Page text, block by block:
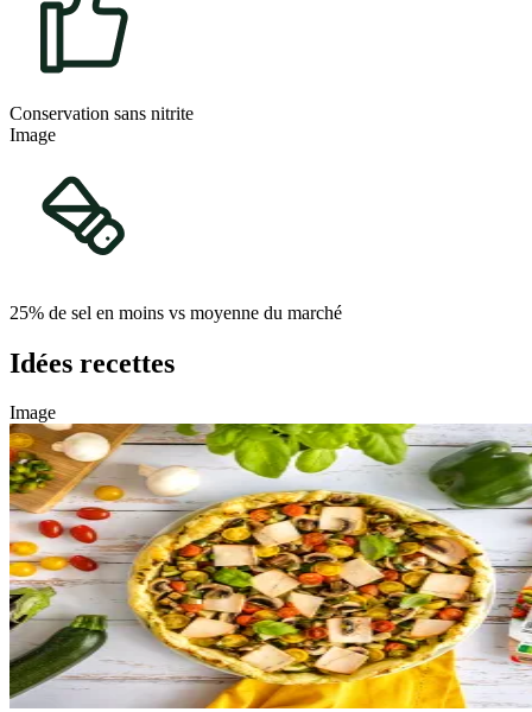
Conservation sans nitrite
Image
25% de sel en moins vs moyenne du marché
Idées recettes
Image